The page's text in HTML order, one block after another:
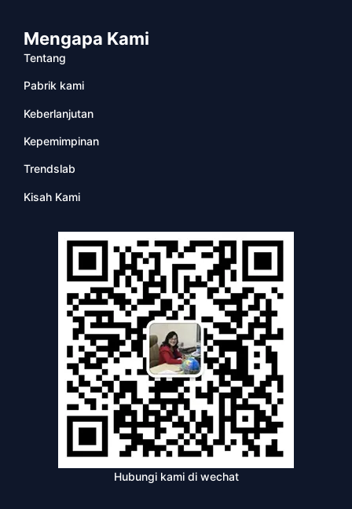
Mengapa Kami
Tentang
Pabrik kami
Keberlanjutan
Kepemimpinan
Trendslab
Kisah Kami
Hubungi kami di wechat